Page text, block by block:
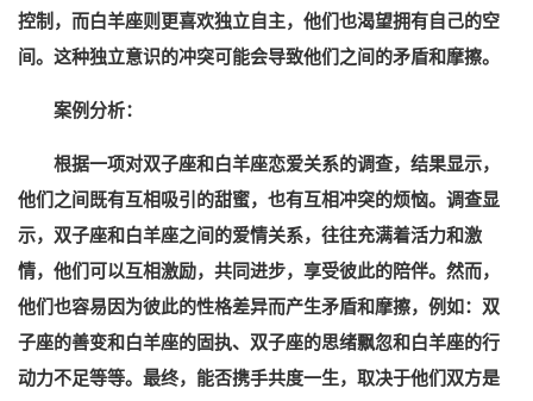
控制，而白羊座则更喜欢独立自主，他们也渴望拥有自己的空
间。这种独立意识的冲突可能会导致他们之间的矛盾和摩擦。
案例分析：
根据一项对双子座和白羊座恋爱关系的调查，结果显示，
他们之间既有互相吸引的甜蜜，也有互相冲突的烦恼。调查显
示，双子座和白羊座之间的爱情关系，往往充满着活力和激
情，他们可以互相激励，共同进步，享受彼此的陪伴。然而，
他们也容易因为彼此的性格差异而产生矛盾和摩擦，例如：双
子座的善变和白羊座的固执、双子座的思绪飘忽和白羊座的行
动力不足等等。最终，能否携手共度一生，取决于他们双方是